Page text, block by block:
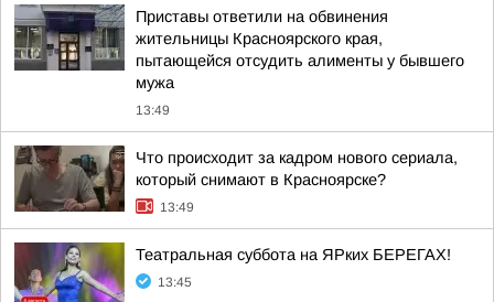
Приставы ответили на обвинения
жительницы Красноярского края,
пытающейся отсудить алименты у бывшего
мужа
13:49
Что происходит за кадром нового сериала,
который снимают в Красноярске?
13:49
Театральная суббота на ЯРких БЕРЕГАХ!
13:45